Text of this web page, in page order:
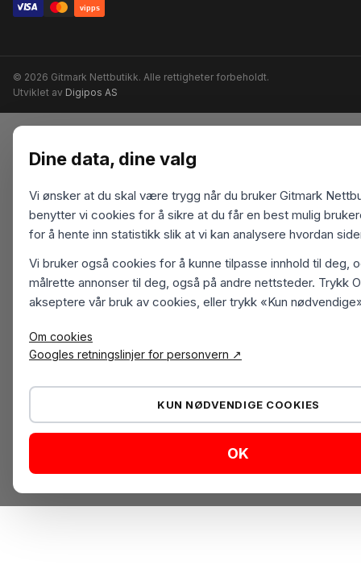
vipps
© 2026 Gitmark Nettbutikk. Alle rettigheter forbeholdt.
Utviklet av Digipos AS
Dine data, dine valg
Vi ønsker at du skal være trygg når du bruker Gitmark
benytter vi cookies for å sikre at du får en best mulig
for å hente inn statistikk slik at vi kan analysere hvordan
Vi bruker også cookies for å kunne tilpasse innhold til deg,
målrette annonser til deg, også på andre nettsteder. Trykk
akseptere vår bruk av cookies, eller trykk «Kun
Om cookies
Googles retningslinjer for personvern ↗
KUN NØDVENDIGE COOKIES
OK